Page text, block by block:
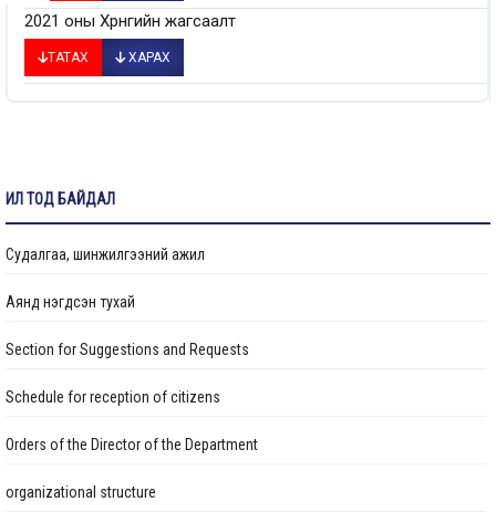
2021 оны Хөрөнгийн жагсаалт
ТАТАХ ХАРАХ
ИЛ ТОД БАЙДАЛ
Судалгаа, шинжилгээний ажил
Аянд нэгдсэн тухай
Section for Suggestions and Requests
Schedule for reception of citizens
Orders of the Director of the Department
organizational structure